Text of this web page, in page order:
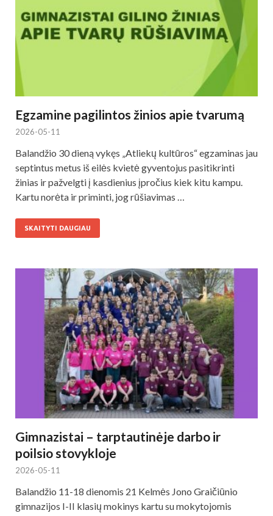
Egzamine pagilintos žinios apie tvarumą
2026-05-11
Balandžio 30 dieną vykęs „Atliekų kultūros“ egzaminas jau
septintus metus iš eilės kvietė gyventojus pasitikrinti
žinias ir pažvelgti į kasdienius įpročius kiek kitu kampu.
Kartu norėta ir priminti, jog rūšiavimas …
SKAITYTI DAUGIAU
Gimnazistai – tarptautinėje darbo ir
poilsio stovykloje
2026-05-11
Balandžio 11-18 dienomis 21 Kelmės Jono Graičiūnio
gimnazijos I-II klasių mokinys kartu su mokytojomis